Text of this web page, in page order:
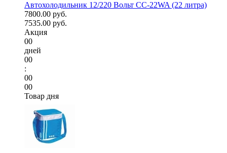
Автохолодильник 12/220 Вольт CC-22WA (22 литра)
7800.00 руб.
7535.00 руб.
Акция
00
дней
00
:
00
00
Товар дня